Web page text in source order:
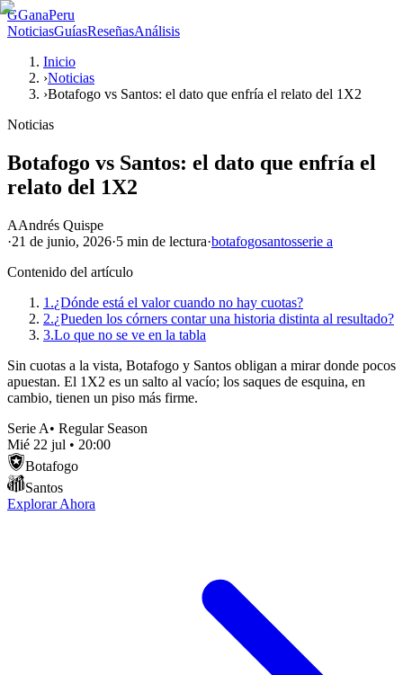
GGanaPeru
NoticiasGuíasReseñasAnálisis
Inicio
›Noticias
›Botafogo vs Santos: el dato que enfría el relato del 1X2
Noticias
Botafogo vs Santos: el dato que enfría el
relato del 1X2
AAndrés Quispe
·21 de junio, 2026·5 min de lectura·botafogosantosserie a
Contenido del artículo
1.¿Dónde está el valor cuando no hay cuotas?
2.¿Pueden los córners contar una historia distinta al resultado?
3.Lo que no se ve en la tabla
Sin cuotas a la vista, Botafogo y Santos obligan a mirar donde pocos
apuestan. El 1X2 es un salto al vacío; los saques de esquina, en
cambio, tienen un piso más firme.
Serie A• Regular Season
Mié 22 jul • 20:00
Botafogo
Santos
Explorar Ahora